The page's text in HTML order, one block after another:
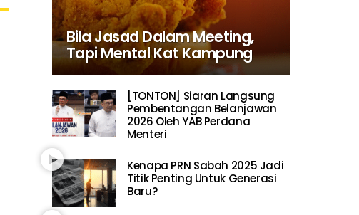
Bila Jasad Dalam Meeting,
Tapi Mental Kat Kampung
[TONTON] Siaran Langsung
Pembentangan Belanjawan
2026 Oleh YAB Perdana
Menteri
Kenapa PRN Sabah 2025 Jadi
Titik Penting Untuk Generasi
Baru?